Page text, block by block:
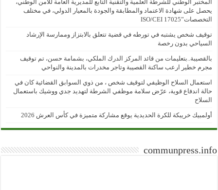
المختبر الوطني للشرطة العلمية والتقنية التابع للمديرية العامة للأمن الوطني،
يحصل على شهادة الاعتماد والمطابقة والجودة بالمعيار الدولي، في مختلف
التخصصات”ISO/CEI 17025
توقيف شخص يشتبه في تورطه في قضية تتعلق بالابتزاز وممارسة الإرشاد
السياحي بدون رخصة
بالقصيبة..بتعليمات من قائد المركز الدرك الملكي، بشمامة حسن، تم توقيف
مجرم خطير ارعب ساكنة القصيبة وتاجر مخدرات بالمدينة والنواحي
استعمال السلاح الوظيفي لتوقيف شخص ، من ذوي السوابق القضائية كان في
حالة اندفاع قوية، عرّض سلامة موظفي الشرطة لتهديد جدي ووشيك باستعمال
السلاح
أولمبيك خريبكة للكرة الحديدية يوقع مشاركة متميزة في كأس العرش 2026
communpress.info